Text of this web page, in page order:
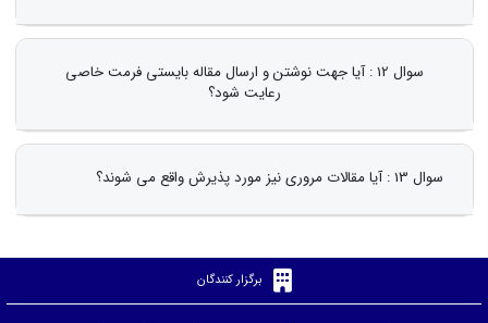
سوال 12 : آیا جهت نوشتن و ارسال مقاله بایستی فرمت خاصی
رعایت شود؟
سوال 13 : آیا مقالات مروری نیز مورد پذیرش واقع می شوند؟
برگزار کنندگان